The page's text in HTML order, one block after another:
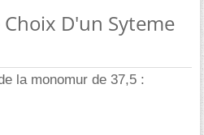
Choix D'un Syteme
la monomur de 37,5 :